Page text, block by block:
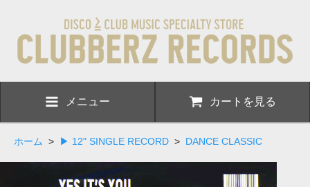
メニュー カートを見る
ホーム > ▶ 12" SINGLE RECORD > DANCE CLASSIC